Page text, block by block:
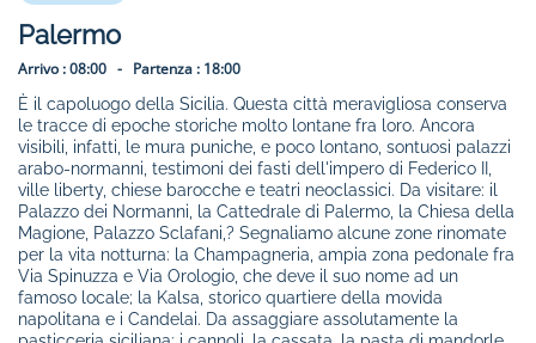
Palermo
Arrivo :08:00 - Partenza : 18:00
È il capoluogo della Sicilia. Questa città meravigliosa conserva
le tracce di epoche storiche molto lontane fra loro. Ancora
visibili, infatti, le mura puniche, e poco lontano, sontuosi palazzi
arabo-normanni, testimoni dei fasti dell'impero di Federico II,
ville liberty, chiese barocche e teatri neoclassici. Da visitare: il
Palazzo dei Normanni, la Cattedrale di Palermo, la Chiesa della
Magione, Palazzo Sclafani,? Segnaliamo alcune zone rinomate
per la vita notturna: la Champagneria, ampia zona pedonale fra
Via Spinuzza e Via Orologio, che deve il suo nome ad un
famoso locale; la Kalsa, storico quartiere della movida
napolitana e i Candelai. Da assaggiare assolutamente la